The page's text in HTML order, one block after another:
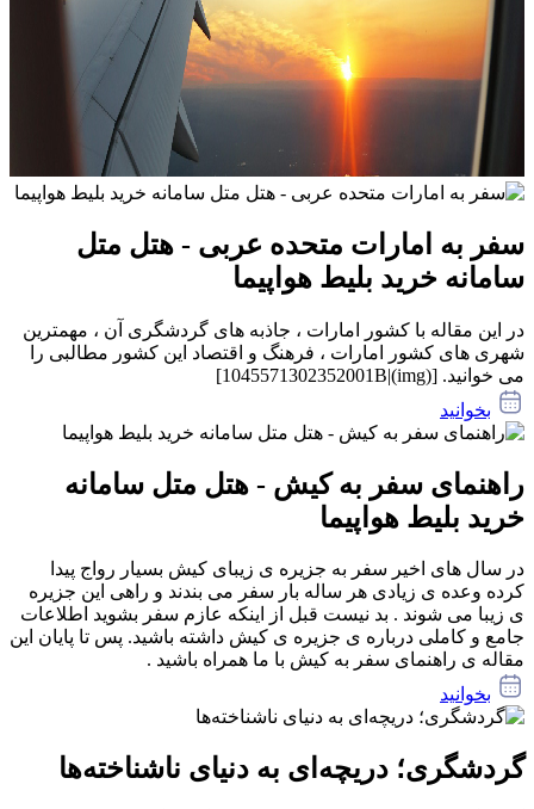
سفر به امارات متحده عربی - هتل متل
سامانه خرید بلیط هواپیما
در این مقاله با کشور امارات ، جاذبه های گردشگری آن ، مهمترین
شهری های کشور امارات ، فرهنگ و اقتصاد این کشور مطالبی را
می خوانید. [(img)|1045571302352001B]
بخوانید
راهنمای سفر به کیش - هتل متل سامانه
خرید بلیط هواپیما
در سال های اخیر سفر به جزیره ی زیبای کیش بسیار رواج پیدا
کرده وعده ی زیادی هر ساله بار سفر می بندند و راهی این جزیره
ی زیبا می شوند . بد نیست قبل از اینکه عازم سفر بشوید اطلاعات
جامع و کاملی درباره ی جزیره ی کیش داشته باشید. پس تا پایان این
مقاله ی راهنمای سفر به کیش با ما همراه باشید .
بخوانید
گردشگری؛ دریچه‌ای به دنیای ناشناخته‌ها